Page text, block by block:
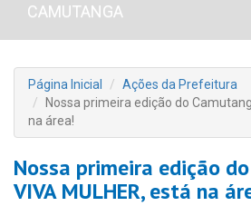
CAMUTANGA
Página Inicial
Ações da Prefeitura
Nossa primeira edição do
na área!
Nossa primeira edição
VIVA MULHER, está na